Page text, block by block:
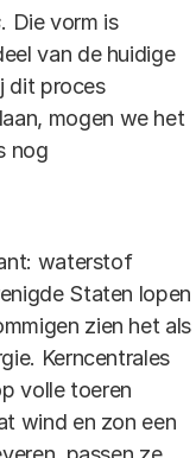
. Die vorm is
van de huidige
dit proces
mogen we het
nog
waterstof
Staten lopen
zien het als
Kerncentrales
volle toeren
wind en zon een